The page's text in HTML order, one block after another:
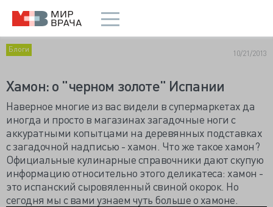
Блоги 10/21/2013
Хамон: о "черном золоте" Испании
Наверное многие из вас видели в супермаркетах да
иногда и просто в магазинах загадочные ноги с
аккуратными копытцами на деревянных подставках
с загадочной надписью - хамон. Что же такое хамон?
Официальные кулинарные справочники дают скупую
информацию относительно этого деликатеса: хамон -
это испанский сыровяленный свиной окорок. Но
сегодня мы с вами узнаем чуть больше о хамоне.